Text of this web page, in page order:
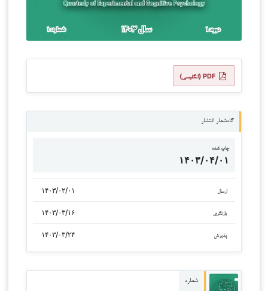
PDF (انگلیسی)
گاه‌شمار انتشار
چاپ شده
۱۴۰۳/۰۴/۰۱
ارسال ۱۴۰۳/۰۲/۰۱
بازنگری ۱۴۰۳/۰۳/۱۶
پذیرش ۱۴۰۳/۰۳/۲۴
شماره